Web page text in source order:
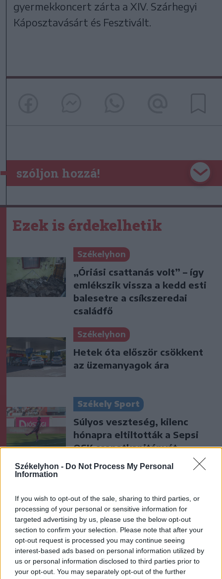
Székelyhon - Do Not Process My Personal
Information
If you wish to opt-out of the sale, sharing to third parties, or
processing of your personal or sensitive information for
targeted advertising by us, please use the below opt-out
section to confirm your selection. Please note that after your
opt-out request is processed you may continue seeing
interest-based ads based on personal information utilized by
us or personal information disclosed to third parties prior to
your opt-out. You may separately opt-out of the further
gyermekkoncert zárta a XIV. Szárhegyi
Káposztavásárt és Fesztivált.
szóljon hozzá!
Ezek is érdekelhetik
Székelyhon
„Óriási csattanás volt” – így
emlékszik vissza a kedd esti
balesetre a csíkszeredai
családfő
Székelyhon
Hetek óta először csökkent
az üzemanyagok ára
Székely Sport
Súlyos veszteség, kilenc
hónapra eltiltották a Sepsi
OSK csapatkapitányát
régi személyi?
Székely Sport
Stabil védekezés és
céltudatos támadás – így